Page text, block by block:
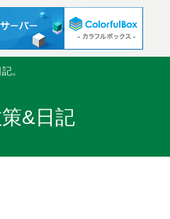
。
&日記